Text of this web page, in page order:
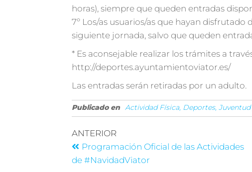
horas), siempre que queden entradas
7º Los/as usuarios/as que hayan
siguiente jornada, salvo que queden
* Es aconsejable realizar los trámites a
http://deportes.ayuntamientoviator.es/
Las entradas serán retiradas por un adulto.
Publicado en Actividad Física, Deportes,
ANTERIOR
Programación Oficial de las Actividades
de #NavidadViator